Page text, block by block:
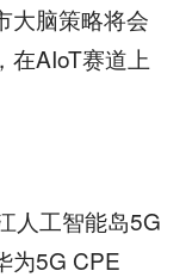
大脑策略将会
在AIoT赛道上
工智能岛5G
为5G CPE